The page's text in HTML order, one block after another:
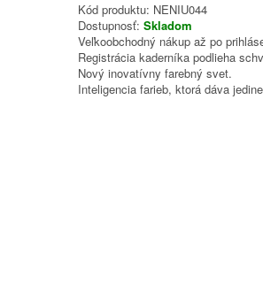
Kód produktu: NENIU044
Dostupnosť: Skladom
Veľkoobchodný nákup až po
Registrácia kaderníka podlieha
Nový inovatívny farebný svet.
Inteligencia farieb, ktorá dáva